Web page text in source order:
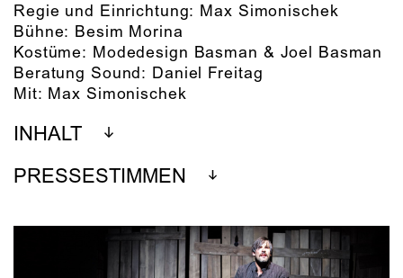
Regie und Einrichtung: Max Simonischek
Bühne: Besim Morina
Kostüme: Modedesign Basman & Joel Basman
Beratung Sound: Daniel Freitag
Mit: Max Simonischek
INHALT
PRESSESTIMMEN